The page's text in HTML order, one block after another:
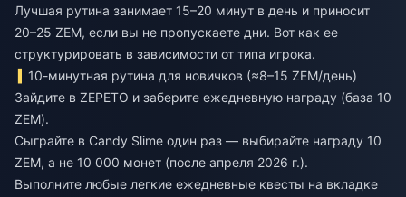
Лучшая рутина занимает 15–20 минут в день и приносит
20–25 ZEM, если вы не пропускаете дни. Вот как ее
структурировать в зависимости от типа игрока.
10-минутная рутина для новичков (≈8–15 ZEM/день)
Зайдите в ZEPETO и заберите ежедневную награду (база 10
ZEM).
Сыграйте в Candy Slime один раз — выбирайте награду 10
ZEM, а не 10 000 монет (после апреля 2026 г.).
Выполните любые легкие ежедневные квесты на вкладке